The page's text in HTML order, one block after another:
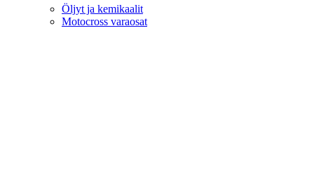
Öljyt ja kemikaalit
Motocross varaosat